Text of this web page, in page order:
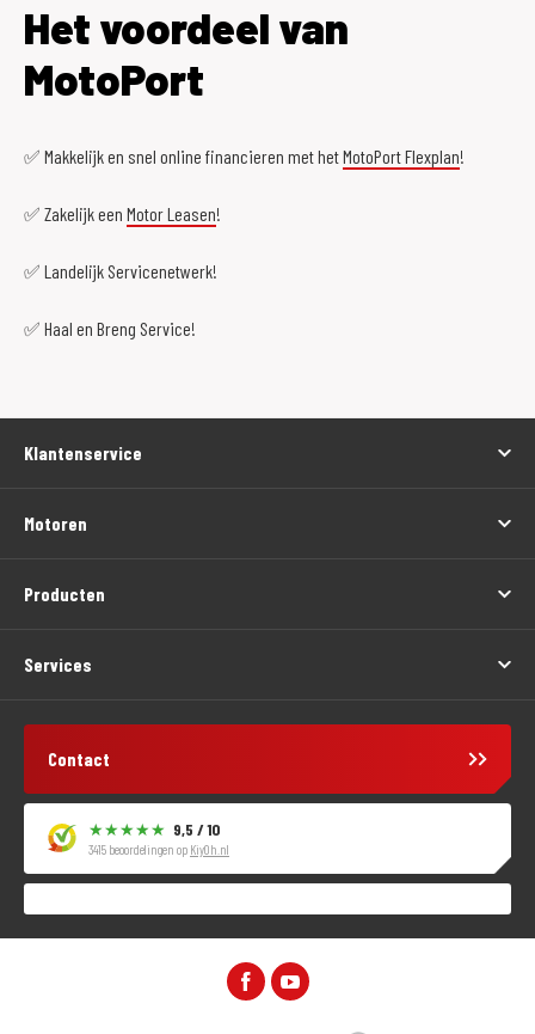
Het voordeel van
MotoPort
✅ Makkelijk en snel online financieren met hetMotoPort Flexplan!
✅ Zakelijk een Motor Leasen!
✅ Landelijk Servicenetwerk!
✅ Haal en Breng Service!
Klantenservice
Motoren
Producten
Services
Contact
9,5 / 10
3415 beoordelingen op KiyOh.nl